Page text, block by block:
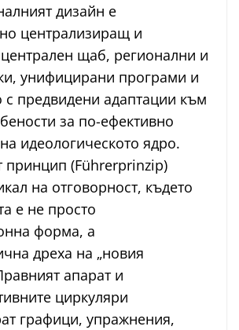
дизайн е
централизиращ и
щаб, регионални и
унифицирани програми и
с предвидени адаптации към
за по-ефективно
идеологическото ядро.
принцип (Führerprinzip)
на отговорност, където
е не просто
форма, а
дреха на „новия
апарат и
циркуляри
графици, упражнения,